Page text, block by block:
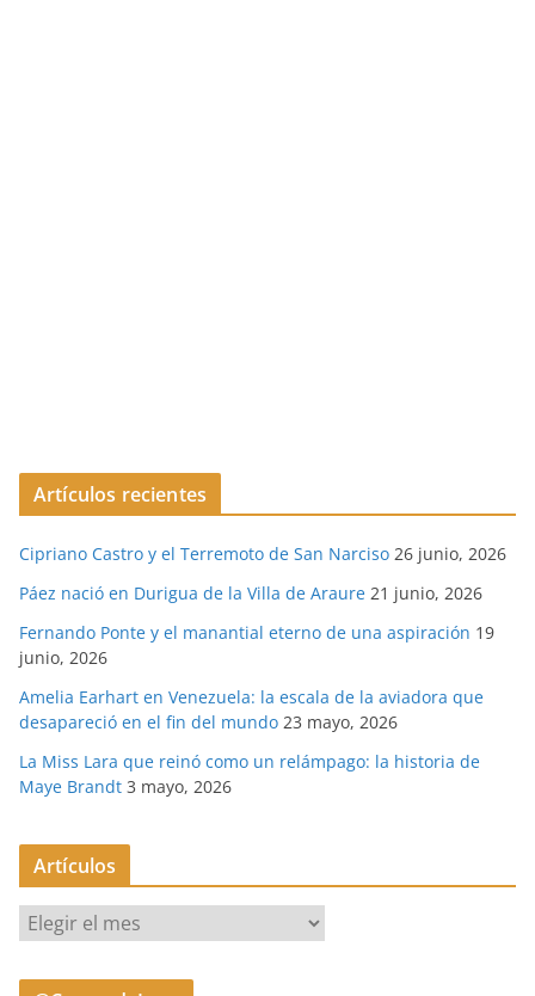
Artículos recientes
Cipriano Castro y el Terremoto de San Narciso 26 junio, 2026
Páez nació en Durigua de la Villa de Araure 21 junio, 2026
Fernando Ponte y el manantial eterno de una aspiración 19
junio, 2026
Amelia Earhart en Venezuela: la escala de la aviadora que
desapareció en el fin del mundo 23 mayo, 2026
La Miss Lara que reinó como un relámpago: la historia de
Maye Brandt 3 mayo, 2026
Artículos
r
t